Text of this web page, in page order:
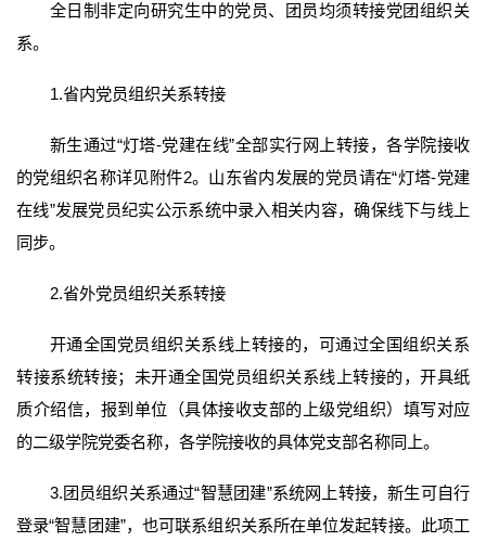
全日制非定向研究生中的党员、团员均须转接党团组织关
系。
1.省内党员组织关系转接
新生通过“灯塔-党建在线”全部实行网上转接，各学院接收
的党组织名称详见附件2。山东省内发展的党员请在“灯塔-党建
在线”发展党员纪实公示系统中录入相关内容，确保线下与线上
同步。
2.省外党员组织关系转接
开通全国党员组织关系线上转接的，可通过全国组织关系
转接系统转接；未开通全国党员组织关系线上转接的，开具纸
质介绍信，报到单位（具体接收支部的上级党组织）填写对应
的二级学院党委名称，各学院接收的具体党支部名称同上。
3.团员组织关系通过“智慧团建”系统网上转接，新生可自行
登录“智慧团建”，也可联系组织关系所在单位发起转接。此项工